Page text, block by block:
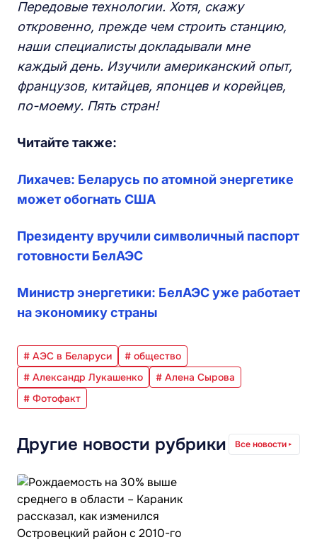
Передовые технологии. Хотя, скажу
откровенно, прежде чем строить станцию,
наши специалисты докладывали мне
каждый день. Изучили американский опыт,
французов, китайцев, японцев и корейцев,
по-моему. Пять стран!
Читайте также:
Лихачев: Беларусь по атомной энергетике
может обогнать США
Президенту вручили символичный паспорт
готовности БелАЭС
Министр энергетики: БелАЭС уже работает
на экономику страны
# АЭС в Беларуси
# общество
# Александр Лукашенко
# Алена Сырова
# Фотофакт
Другие новости рубрики Все новости